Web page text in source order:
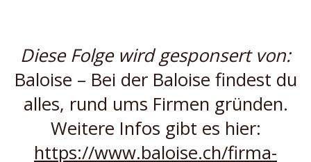
Diese Folge wird gesponsert von:
Baloise – Bei der Baloise findest du
alles, rund ums Firmen gründen.
Weitere Infos gibt es hier:
https://www.baloise.ch/firma-